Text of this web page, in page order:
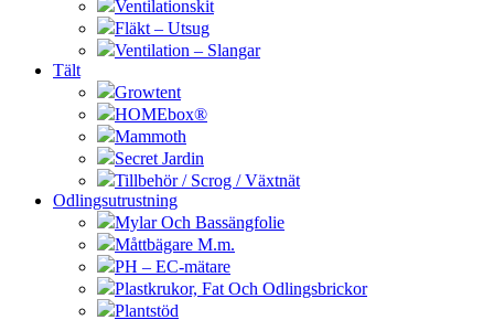
Ventilationskit
Fläkt – Utsug
Ventilation – Slangar
Tält
Growtent
HOMEbox®
Mammoth
Secret Jardin
Tillbehör / Scrog / Växtnät
Odlingsutrustning
Mylar Och Bassängfolie
Måttbägare M.m.
PH – EC-mätare
Plastkrukor, Fat Och Odlingsbrickor
Plantstöd